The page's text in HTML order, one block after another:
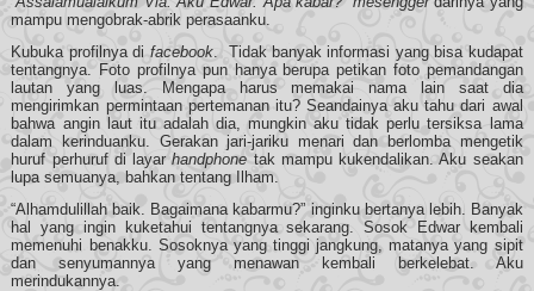
mampu mengobrak-abrik perasaanku.
Kubuka profilnya di facebook. Tidak banyak informasi yang bisa kudapat
tentangnya. Foto profilnya pun hanya berupa petikan foto pemandangan
lautan yang luas. Mengapa harus memakai nama lain saat dia
mengirimkan permintaan pertemanan itu? Seandainya aku tahu dari awal
bahwa angin laut itu adalah dia, mungkin aku tidak perlu tersiksa lama
dalam kerinduanku. Gerakan jari-jariku menari dan berlomba mengetik
huruf perhuruf di layarhandphone tak mampu kukendalikan. Aku seakan
lupa semuanya, bahkan tentang Ilham.
“Alhamdulillah baik. Bagaimana kabarmu?” inginku bertanya lebih. Banyak
hal yang ingin kuketahui tentangnya sekarang. Sosok Edwar kembali
memenuhi benakku. Sosoknya yang tinggi jangkung, matanya yang sipit
dan senyumannya yang menawan kembali berkelebat. Aku
merindukannya.